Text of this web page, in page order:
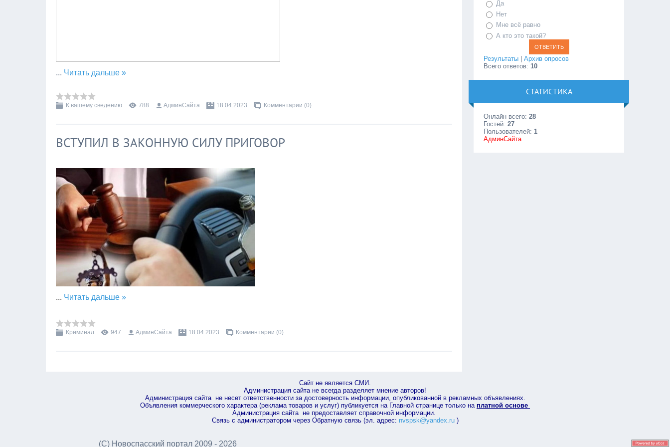
... Читать дальше »
К вашему сведению 788 АдминСайта 18.04.2023 Комментарии (0)
ВСТУПИЛ В ЗАКОННУЮ СИЛУ ПРИГОВОР
... Читать дальше »
Криминал 947 АдминСайта 18.04.2023 Комментарии (0)
Да
Нет
Мне всё равно
А кто это такой?
Результаты |Архив опросов
Всего ответов:10
СТАТИСТИКА
Онлайн всего:28
Гостей:27
Пользователей:1
АдминСайта
Сайт не является СМИ.
Администрация сайта не всегда разделяет мнение авторов!
Администрация сайта не несет ответственности за достоверность информации, опубликованной в рекламных объявлениях.
Объявления коммерческого характера (реклама товаров и услуг) публикуется на Главной странице только на платной основе
Администрация сайта не предоставляет справочной информации.
Связь с администратором через Обратную связь (эл. адрес: nvspsk@yandex.ru)
(С) Новоспасский портал 2009 - 2026